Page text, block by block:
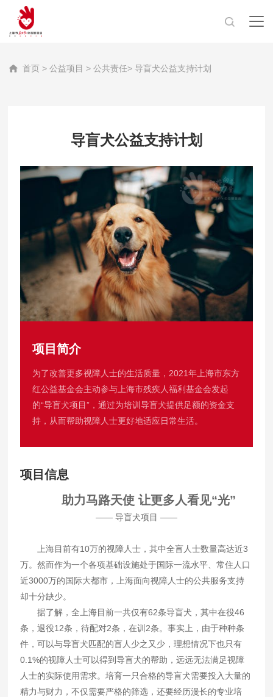
首页 > 公益项目 > 公共责任> 导盲犬公益支持计划
导盲犬公益支持计划
项目简介
为了改善更多视障人士的生活质量，2021年上海市东方
红公益基金会主动参与上海市残疾人福利基金会发起
的“导盲犬项目”，通过为培训导盲犬提供足额的资金支
持，从而帮助视障人士更好地适应日常生活。
项目信息
助力马路天使 让更多人看见“光”
—— 导盲犬项目 ——
上海目前有10万的视障人士，其中全盲人士数量高达近3
万。然而作为一个各项基础设施处于国际一流水平、常住人口
近3000万的国际大都市，上海面向视障人士的公共服务支持
却十分缺少。
据了解，全上海目前一共仅有62条导盲犬，其中在役46
条，退役12条，待配对2条，在训2条。事实上，由于种种条
件，可以与导盲犬匹配的盲人少之又少，理想情况下也只有
0.1%的视障人士可以得到导盲犬的帮助，远远无法满足视障
人士的实际使用需求。培育一只合格的导盲犬需要投入大量的
精力与财力，不仅需要严格的筛选，还要经历漫长的专业培